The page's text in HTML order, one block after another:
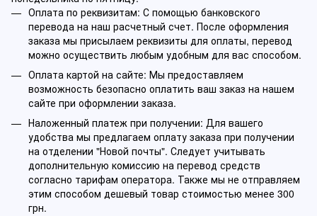
Оплата по реквизитам: С помощью банковского
перевода на наш расчетный счет. После оформления
заказа мы присылаем реквизиты для оплаты, перевод
можно осуществить любым удобным для вас способом.
Оплата картой на сайте: Мы предоставляем
возможность безопасно оплатить ваш заказ на нашем
сайте при оформлении заказа.
Наложенный платеж при получении: Для вашего
удобства мы предлагаем оплату заказа при получении
на отделении "Новой почты". Следует учитывать
дополнительную комиссию на перевод средств
согласно тарифам оператора. Также мы не отправляем
этим способом дешевый товар стоимостью менее 300
грн.